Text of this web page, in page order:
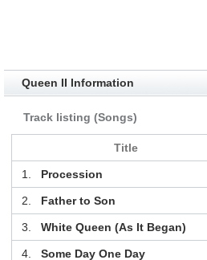
Queen II Information
Track listing (Songs)
Title
1. Procession
2. Father to Son
3. White Queen (As It Began)
4. Some Day One Day